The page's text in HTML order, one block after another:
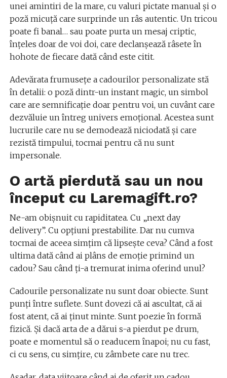
unei amintiri de la mare, cu valuri pictate manual și o
poză micuță care surprinde un râs autentic. Un tricou
poate fi banal… sau poate purta un mesaj criptic,
înțeles doar de voi doi, care declanșează râsete în
hohote de fiecare dată când este citit.
Adevărata frumusețe a cadourilor personalizate stă
în detalii: o poză dintr-un instant magic, un simbol
care are semnificație doar pentru voi, un cuvânt care
dezvăluie un întreg univers emoțional. Acestea sunt
lucrurile care nu se demodează niciodată și care
rezistă timpului, tocmai pentru că nu sunt
impersonale.
O artă pierdută sau un nou
început cu Laremagift.ro?
Ne-am obișnuit cu rapiditatea. Cu „next day
delivery”. Cu opțiuni prestabilite. Dar nu cumva
tocmai de aceea simțim că lipsește ceva? Când a fost
ultima dată când ai plâns de emoție primind un
cadou? Sau când ți-a tremurat inima oferind unul?
Cadourile personalizate nu sunt doar obiecte. Sunt
punți între suflete. Sunt dovezi că ai ascultat, că ai
fost atent, că ai ținut minte. Sunt poezie în formă
fizică. Și dacă arta de a dărui s-a pierdut pe drum,
poate e momentul să o readucem înapoi; nu cu fast,
ci cu sens, cu simțire, cu zâmbete care nu trec.